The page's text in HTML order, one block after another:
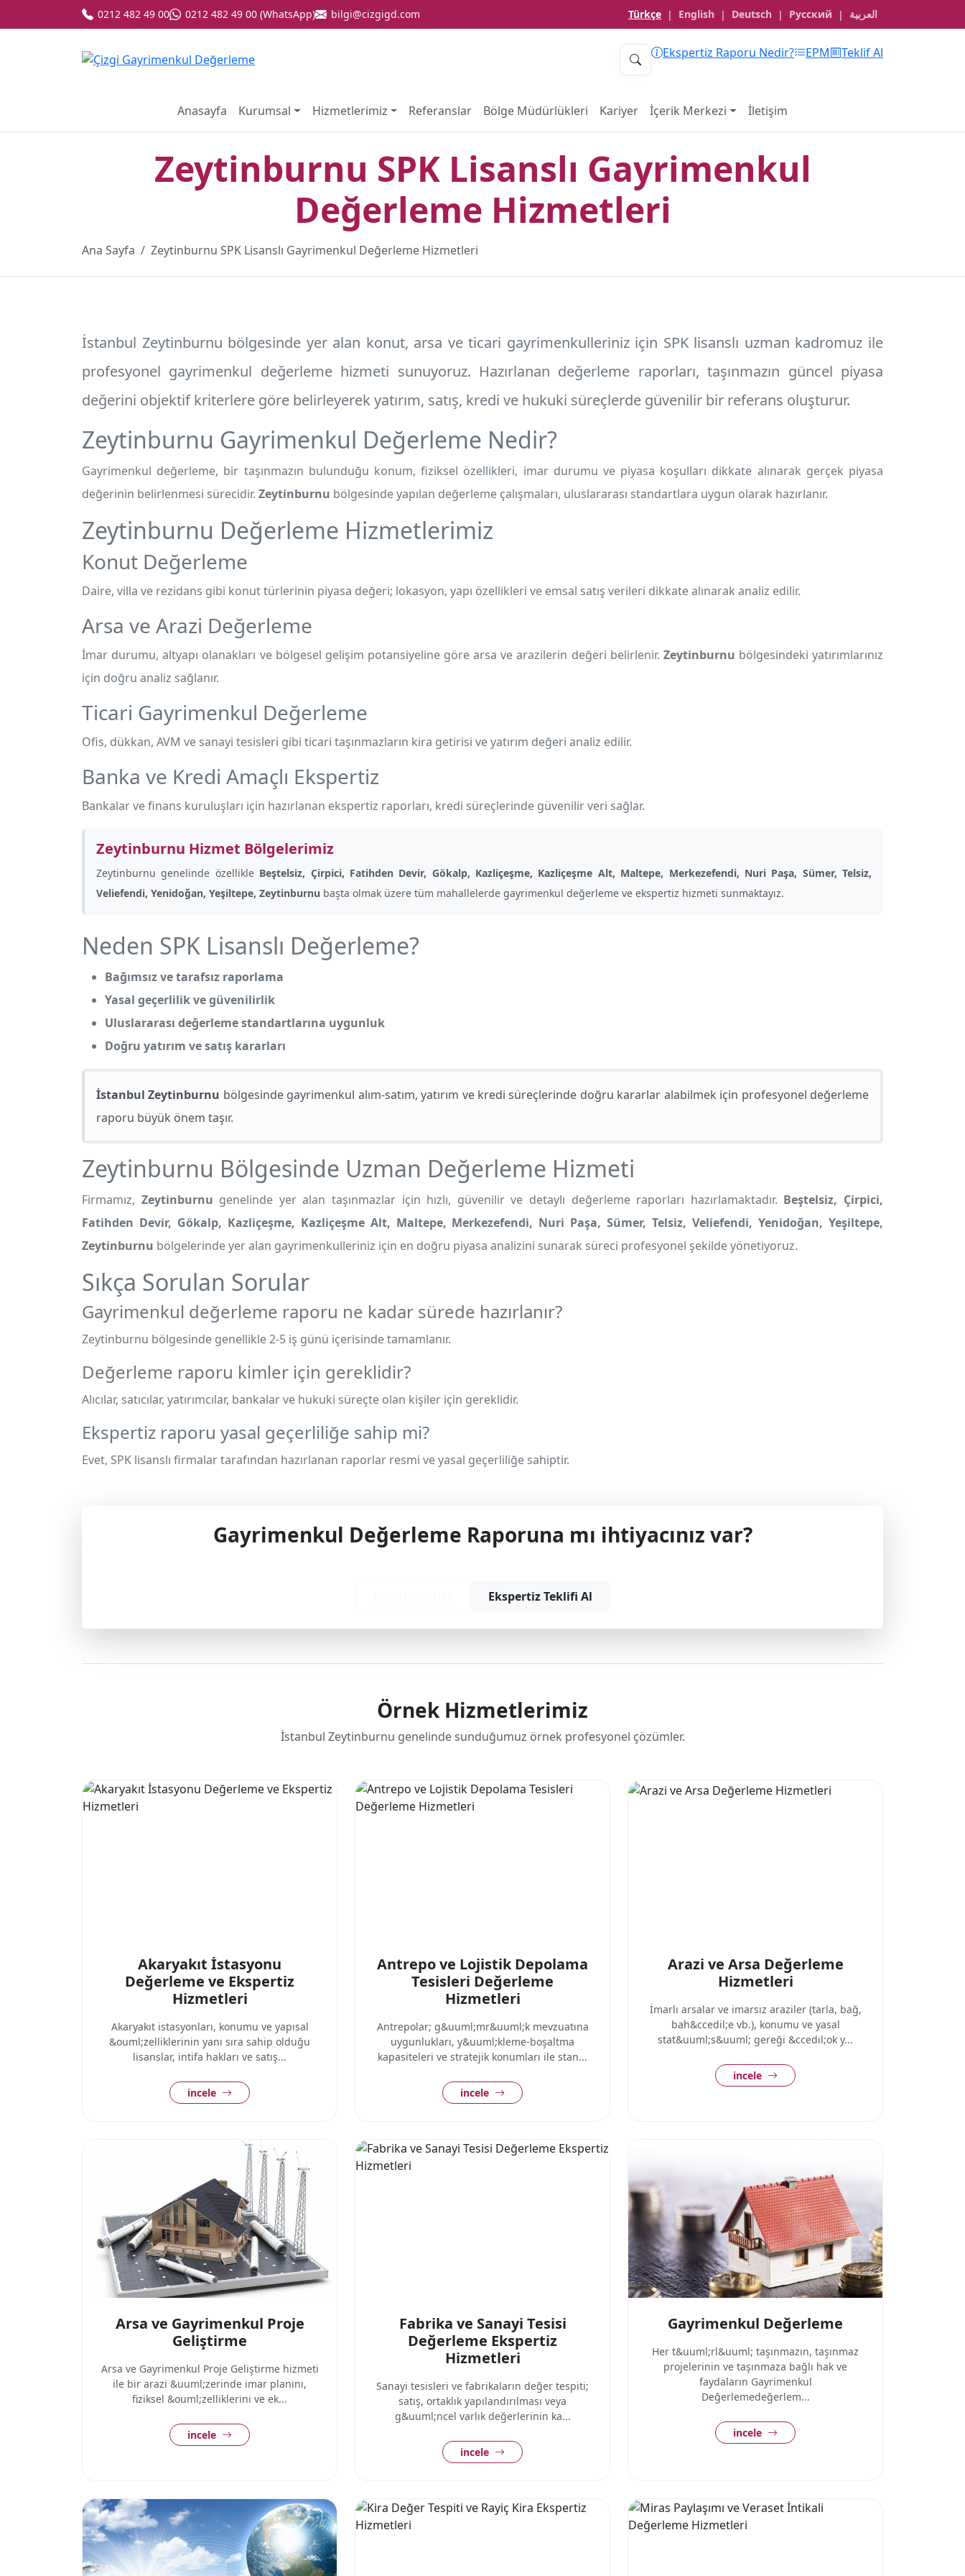
0212 482 49 00 0212 482 49 00 (WhatsApp) bilgi@cizgigd.com Türkçe | English | Deutsch | Русский | العربية
Ekspertiz Raporu Nedir? EPM Teklif Al
Anasayfa Kurumsal Hizmetlerimiz Referanslar Bölge Müdürlükleri Kariyer İçerik Merkezi İletişim
Zeytinburnu SPK Lisanslı Gayrimenkul
Değerleme Hizmetleri
Ana Sayfa Zeytinburnu SPK Lisanslı Gayrimenkul Değerleme Hizmetleri
İstanbul Zeytinburnu bölgesinde yer alan konut, arsa ve ticari gayrimenkulleriniz için SPK lisanslı uzman kadromuz ile
profesyonel gayrimenkul değerleme hizmeti sunuyoruz. Hazırlanan değerleme raporları, taşınmazın güncel piyasa
değerini objektif kriterlere göre belirleyerek yatırım, satış, kredi ve hukuki süreçlerde güvenilir bir referans oluşturur.
Zeytinburnu Gayrimenkul Değerleme Nedir?
Gayrimenkul değerleme, bir taşınmazın bulunduğu konum, fiziksel özellikleri, imar durumu ve piyasa koşulları dikkate alınarak gerçek piyasa
değerinin belirlenmesi sürecidir. Zeytinburnu bölgesinde yapılan değerleme çalışmaları, uluslararası standartlara uygun olarak hazırlanır.
Zeytinburnu Değerleme Hizmetlerimiz
Konut Değerleme
Daire, villa ve rezidans gibi konut türlerinin piyasa değeri; lokasyon, yapı özellikleri ve emsal satış verileri dikkate alınarak analiz edilir.
Arsa ve Arazi Değerleme
İmar durumu, altyapı olanakları ve bölgesel gelişim potansiyeline göre arsa ve arazilerin değeri belirlenir. Zeytinburnu bölgesindeki yatırımlarınız
için doğru analiz sağlanır.
Ticari Gayrimenkul Değerleme
Ofis, dükkan, AVM ve sanayi tesisleri gibi ticari taşınmazların kira getirisi ve yatırım değeri analiz edilir.
Banka ve Kredi Amaçlı Ekspertiz
Bankalar ve finans kuruluşları için hazırlanan ekspertiz raporları, kredi süreçlerinde güvenilir veri sağlar.
Zeytinburnu Hizmet Bölgelerimiz
Zeytinburnu genelinde özellikle Beştelsiz, Çirpici, Fatihden Devir, Gökalp, Kazliçeşme, Kazliçeşme Alt, Maltepe, Merkezefendi, Nuri Paşa, Sümer, Telsiz,
Veliefendi, Yenidoğan, Yeşiltepe, Zeytinburnu başta olmak üzere tüm mahallelerde gayrimenkul değerleme ve ekspertiz hizmeti sunmaktayız.
Neden SPK Lisanslı Değerleme?
Bağımsız ve tarafsız raporlama
Yasal geçerlilik ve güvenilirlik
Uluslararası değerleme standartlarına uygunluk
Doğru yatırım ve satış kararları
İstanbul Zeytinburnu bölgesinde gayrimenkul alım-satım, yatırım ve kredi süreçlerinde doğru kararlar alabilmek için profesyonel değerleme
raporu büyük önem taşır.
Zeytinburnu Bölgesinde Uzman Değerleme Hizmeti
Firmamız, Zeytinburnu genelinde yer alan taşınmazlar için hızlı, güvenilir ve detaylı değerleme raporları hazırlamaktadır. Beştelsiz, Çirpici,
Fatihden Devir, Gökalp, Kazliçeşme, Kazliçeşme Alt, Maltepe, Merkezefendi, Nuri Paşa, Sümer, Telsiz, Veliefendi, Yenidoğan, Yeşiltepe,
Zeytinburnu bölgelerinde yer alan gayrimenkulleriniz için en doğru piyasa analizini sunarak süreci profesyonel şekilde yönetiyoruz.
Sıkça Sorulan Sorular
Gayrimenkul değerleme raporu ne kadar sürede hazırlanır?
Zeytinburnu bölgesinde genellikle 2-5 iş günü içerisinde tamamlanır.
Değerleme raporu kimler için gereklidir?
Alıcılar, satıcılar, yatırımcılar, bankalar ve hukuki süreçte olan kişiler için gereklidir.
Ekspertiz raporu yasal geçerliliğe sahip mi?
Evet, SPK lisanslı firmalar tarafından hazırlanan raporlar resmi ve yasal geçerliliğe sahiptir.
Gayrimenkul Değerleme Raporuna mı ihtiyacınız var?
Ekspertiz Teklifi Al
Örnek Hizmetlerimiz
İstanbul Zeytinburnu genelinde sunduğumuz örnek profesyonel çözümler.
Akaryakıt İstasyonu
Değerleme ve Ekspertiz
Hizmetleri
Akaryakıt istasyonları, konumu ve yapısal
&ouml;zelliklerinin yanı sıra sahip olduğu
lisanslar, intifa hakları ve satış...
incele
Antrepo ve Lojistik Depolama
Tesisleri Değerleme
Hizmetleri
Antrepolar; g&uuml;mr&uuml;k mevzuatına
uygunlukları, y&uuml;kleme-boşaltma
kapasiteleri ve stratejik konumları ile stan...
incele
Arazi ve Arsa Değerleme
Hizmetleri
İmarlı arsalar ve imarsız araziler (tarla, bağ,
bah&ccedil;e vb.), konumu ve yasal
stat&uuml;s&uuml; gereği &ccedil;ok y...
incele
Arsa ve Gayrimenkul Proje
Geliştirme
Arsa ve Gayrimenkul Proje Geliştirme hizmeti
ile bir arazi &uuml;zerinde imar planını,
fiziksel &ouml;zelliklerini ve ek...
incele
Fabrika ve Sanayi Tesisi
Değerleme Ekspertiz
Hizmetleri
Sanayi tesisleri ve fabrikaların değer tespiti;
satış, ortaklık yapılandırılması veya
g&uuml;ncel varlık değerlerinin ka...
incele
Gayrimenkul Değerleme
Her t&uuml;rl&uuml; taşınmazın, taşınmaz
projelerinin ve taşınmaza bağlı hak ve
faydaların Gayrimenkul
Değerlemedeğerlem...
incele